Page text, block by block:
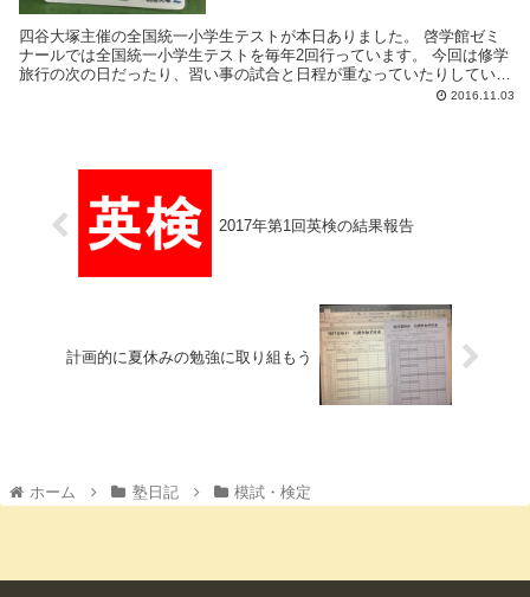
四谷大塚主催の全国統一小学生テストが本日ありました。 啓学館ゼミ
ナールでは全国統一小学生テストを毎年2回行っています。 今回は修学
旅行の次の日だったり、習い事の試合と日程が重なっていたりしている
2016.11.03
2017年第1回英検の結果報告
計画的に夏休みの勉強に取り組もう
ホーム 塾日記 模試・検定